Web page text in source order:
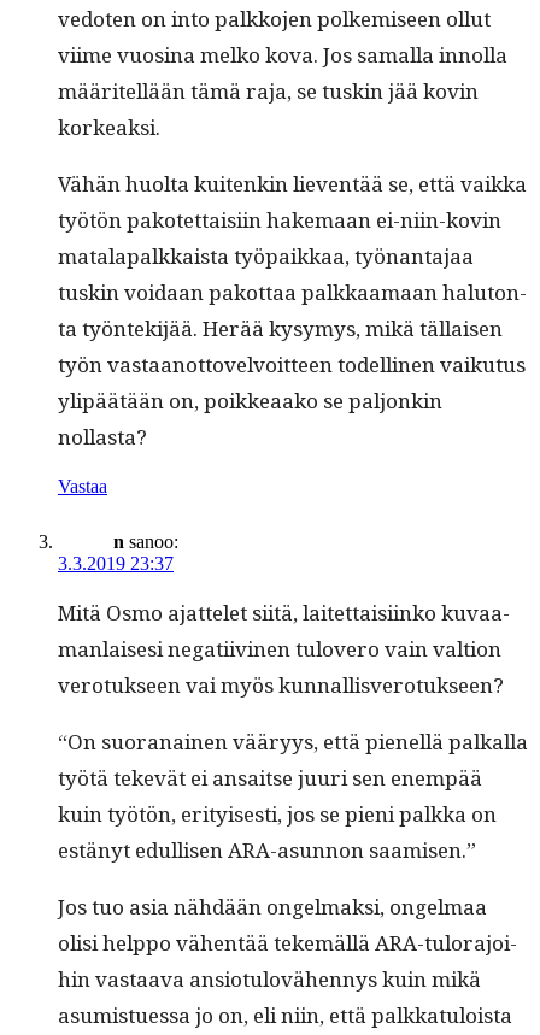
vedoten on into palkko­jen polkemiseen ollut
viime vuosi­na melko kova. Jos samal­la innol­la
määritel­lään tämä raja, se tuskin jää kovin
korkeaksi.
Vähän huol­ta kuitenkin lieven­tää se, että vaik­ka
työtön pakotet­taisi­in hake­maan ei-niin-kovin
mata­la­palkkaista työ­paikkaa, työ­nan­ta­jaa
tuskin voidaan pakot­taa palkkaa­maan halu­ton­
ta työn­tek­i­jää. Herää kysymys, mikä täl­laisen
työn vas­taan­ot­tovelvoit­teen todel­li­nen vaiku­tus
ylipäätään on, poikkeaako se paljonkin
nollasta?
Vastaa
n sanoo:
3.3.2019 23:37
Mitä Osmo ajat­telet siitä, laitet­taisi­inko kuvaa­
man­lais­esi negati­ivi­nen tulovero vain val­tion
vero­tuk­seen vai myös kunnallisverotukseen?
“On suo­ranainen vääryys, että pienel­lä pal­ka­lla
työtä tekevät ei ansaitse juuri sen enem­pää
kuin työtön, eri­tyis­es­ti, jos se pieni palk­ka on
estänyt edullisen ARA-asun­non saamisen.”
Jos tuo asia nähdään ongel­mak­si, ongel­maa
olisi help­po vähen­tää tekemäl­lä ARA-tulo­rajoi­
hin vas­taa­va ansio­tulovähen­nys kuin mikä
asum­istues­sa jo on, eli niin, että palkkat­u­loista